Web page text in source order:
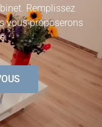
Remplissez
vous proposerons